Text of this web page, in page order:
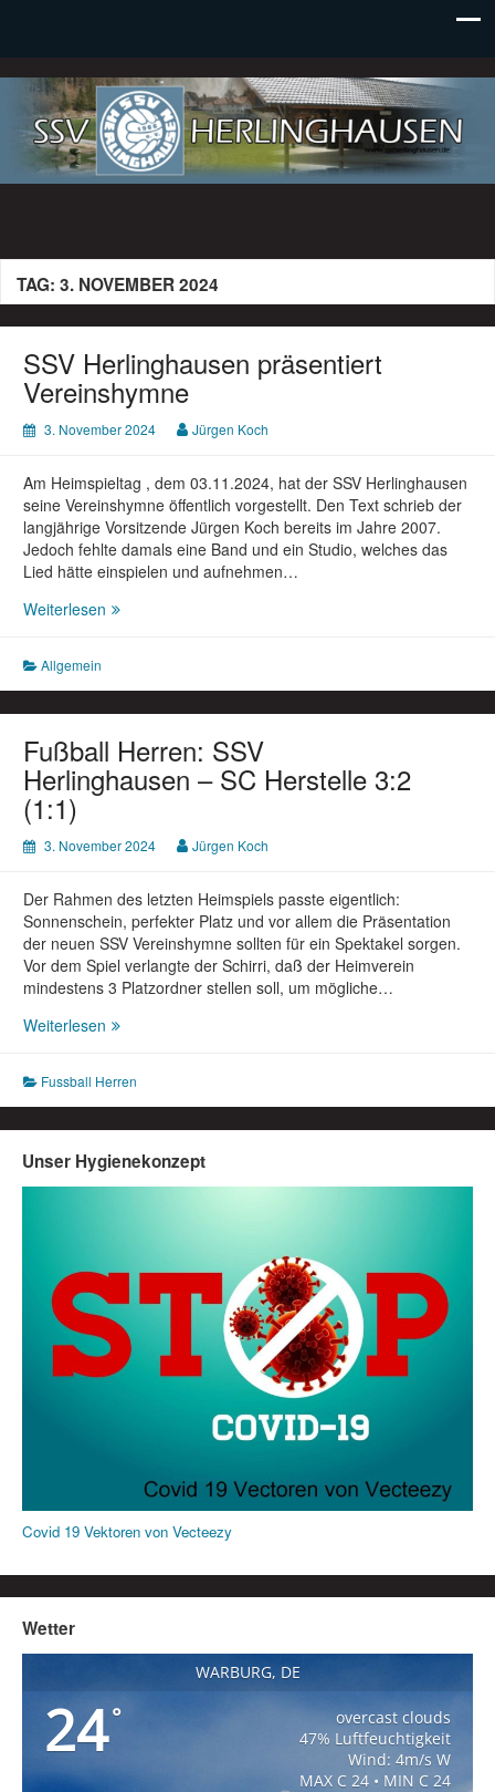
SSV Herlinghausen e. V.
TAG: 3. NOVEMBER 2024
SSV Herlinghausen präsentiert
Vereinshymne
3. November 2024 Jürgen Koch
Am Heimspieltag , dem 03.11.2024, hat der SSV Herlinghausen
seine Vereinshymne öffentlich vorgestellt. Den Text schrieb der
langjährige Vorsitzende Jürgen Koch bereits im Jahre 2007.
Jedoch fehlte damals eine Band und ein Studio, welches das
Lied hätte einspielen und aufnehmen…
Weiterlesen SSV
Allgemein
Fußball Herren: SSV
Herlinghausen – SC Herstelle 3:2
(1:1)
3. November 2024 Jürgen Koch
Der Rahmen des letzten Heimspiels passte eigentlich:
Sonnenschein, perfekter Platz und vor allem die Präsentation
der neuen SSV Vereinshymne sollten für ein Spektakel sorgen.
Vor dem Spiel verlangte der Schirri, daß der Heimverein
mindestens 3 Platzordner stellen soll, um mögliche…
Weiterlesen Fußball
Herlinghausen
–
SC
Herstelle
3:2
Fussball Herren
Unser Hygienekonzept
Covid 19 Vektoren von Vecteezy
Wetter
WARBURG, DE
24°
overcast clouds
47% Luftfeuchtigkeit
Wind: 4m/s W
MAX C 24 • MIN C 24